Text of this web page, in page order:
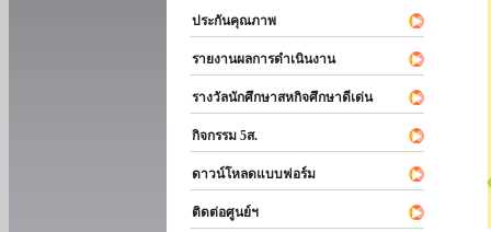
ประกันคุณภาพ
รายงานผลการดำเนินงาน
รางวัลนักศึกษาสหกิจศึกษาดีเด่น
กิจกรรม 5ส.
ดาวน์โหลดแบบฟอร์ม
ติดต่อศูนย์ฯ